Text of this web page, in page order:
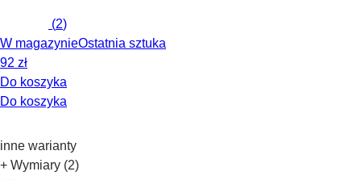
(2)
W magazynieOstatnia sztuka
92 zł
Do koszyka
Do koszyka
inne warianty
+ Wymiary (2)